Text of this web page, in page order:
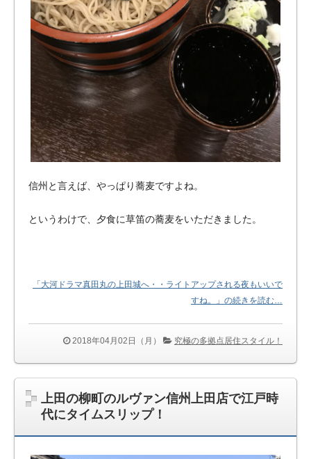
信州と言えば、やっぱり蕎麦ですよね。
というわけで、夕食に草笛の蕎麦をいただきました。
「大河ドラマ真田丸の上田城へ・・ライトアップされる夜もいいで
すね。」の続きを読む…
2018年04月02日（月） 究極の多拠点居住スタイル！
上田の柳町のルヴァン信州上田店で江戸時
代にタイムスリップ！